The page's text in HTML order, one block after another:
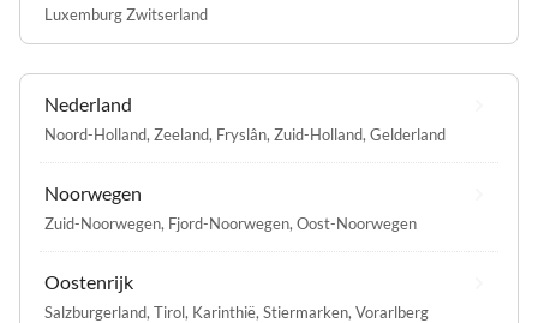
Luxemburg Zwitserland
Nederland
Noord-Holland, Zeeland, Fryslân, Zuid-Holland, Gelderland
Noorwegen
Zuid-Noorwegen, Fjord-Noorwegen, Oost-Noorwegen
Oostenrijk
Salzburgerland, Tirol, Karinthië, Stiermarken, Vorarlberg